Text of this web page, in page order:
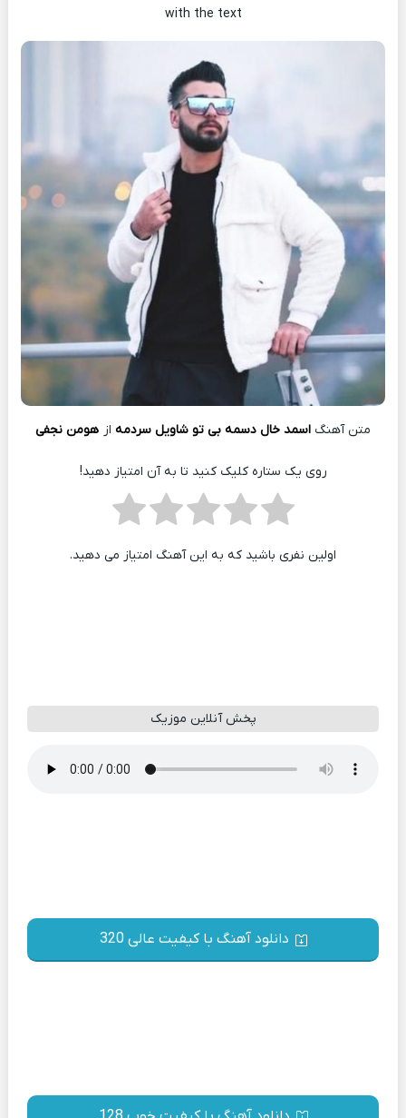
with the text
متن آهنگ اسمد خال دسمه بی تو شاویل سردمه از هومن نجفی
روی یک ستاره کلیک کنید تا به آن امتیاز دهید!
اولین نفری باشید که به این آهنگ امتیاز می دهید.
پخش آنلاین موزیک
دانلود آهنگ با کیفیت عالی 320